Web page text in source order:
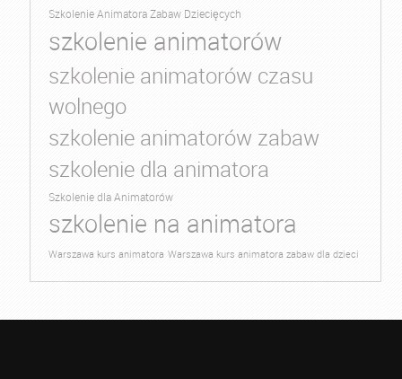
Szkolenie Animatora Zabaw Dziecięcych
szkolenie animatorów
szkolenie animatorów czasu
wolnego
szkolenie animatorów zabaw
szkolenie dla animatora
Szkolenie dla Animatorów
szkolenie na animatora
Warszawa kurs animatora Warszawa kurs animatora zabaw dla dzieci